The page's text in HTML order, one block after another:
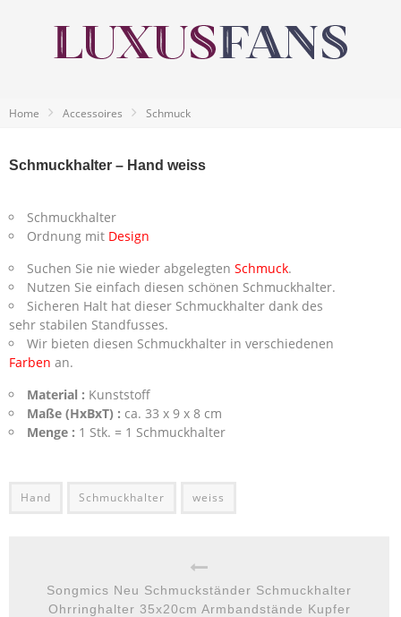
Home Accessoires Schmuck
Schmuckhalter – Hand weiss
Schmuckhalter
Ordnung mit Design
Suchen Sie nie wieder abgelegten Schmuck.
Nutzen Sie einfach diesen schönen Schmuckhalter.
Sicheren Halt hat dieser Schmuckhalter dank des
sehr stabilen Standfusses.
Wir bieten diesen Schmuckhalter in verschiedenen
Farben an.
Material : Kunststoff
Maße (HxBxT) : ca. 33 x 9 x 8 cm
Menge : 1 Stk. = 1 Schmuckhalter
Hand Schmuckhalter weiss
Songmics Neu Schmuckständer Schmuckhalter
Ohrringhalter 35x20cm Armbandstände Kupfer